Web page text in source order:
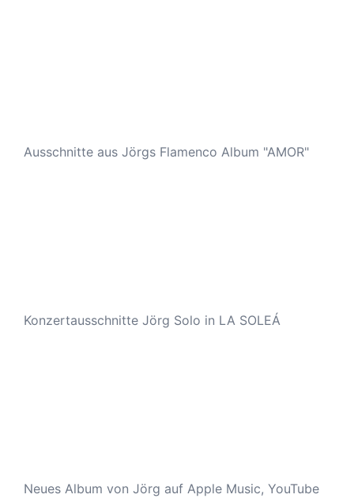
Ausschnitte aus Jörgs Flamenco Album "AMOR"
Konzertausschnitte Jörg Solo in LA SOLEÁ
Neues Album von Jörg auf Apple Music, YouTube